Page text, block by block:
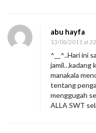
abu hayfa
13/08/2011 at
^__^..Hari ini
jamil…kadang
manakala
tentang
menggugah
ALLA SWT